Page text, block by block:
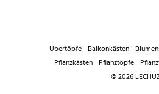
Übertöpfe Balkonkästen
Pflanzkästen Pflanztöpfe
© 2026